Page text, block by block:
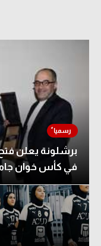
برشلونة يعلن
في كأس خوان